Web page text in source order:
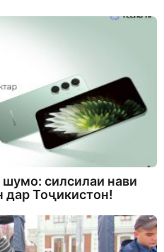
силсилаи нави
дар Тоҷикистон!